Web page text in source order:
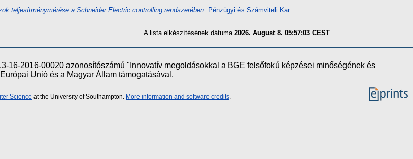
teljesítménymérése a Schneider Electric controlling rendszerében. Pénzügyi és Számviteli Kar.
A lista elkészítésének dátuma 2026. August 8. 05:57:03 CEST
16-2016-00020 azonosítószámú "Innovatív megoldásokkal a BGE felsőfokú képzései minőségének és
Unió és a Magyar Állam támogatásával.
Science at the University of Southampton. More information and software credits